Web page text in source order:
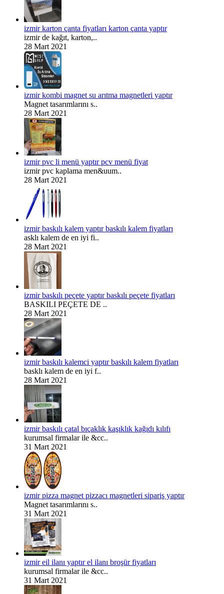
izmir karton çanta fiyatları karton çanta yaptır
izmir de kağıt, karton,..
28 Mart 2021
izmir kombi magnet su arıtma magnetleri yaptır
Magnet tasarımlarını s..
28 Mart 2021
izmir pvc li menü yaptır pcv menü fiyat
izmir pvc kaplama men&uum..
28 Mart 2021
izmir baskılı kalem yaptır baskılı kalem fiyatları
asklı kalem de en iyi fi..
28 Mart 2021
izmir baskılı peçete yaptır baskılı peçete fiyatları
BASKILI PEÇETE DE ..
28 Mart 2021
izmir baskılı kalemci yaptır baskılı kalem fiyatları
basklı kalem de en iyi f..
28 Mart 2021
izmir baskılı çatal bıçaklık kaşıklık kağıdı kılıfı
kurumsal firmalar ile &cc..
31 Mart 2021
izmir pizza magnet pizzacı magnetleri sipariş yaptır
Magnet tasarımlarını s..
31 Mart 2021
izmir eil ilanı yaptır el ilanı broşür fiyatları
kurumsal firmalar ile &cc..
31 Mart 2021